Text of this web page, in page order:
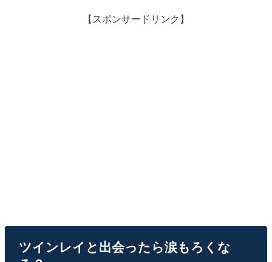
【スポンサードリンク】
ツインレイと出会ったら涙もろくな